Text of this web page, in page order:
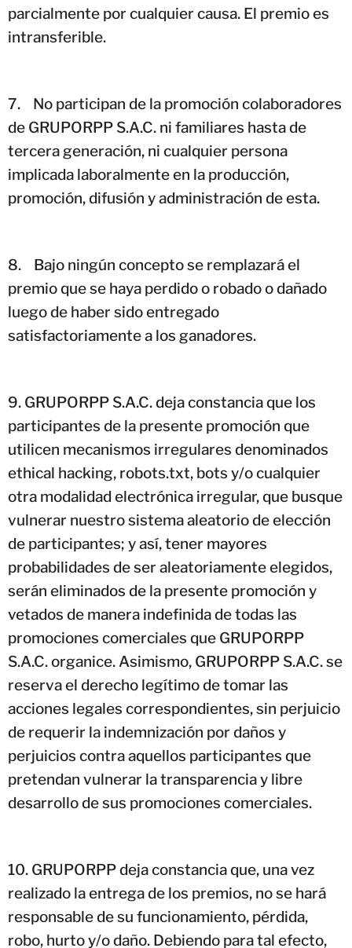
parcialmente por cualquier causa. El premio es
intransferible.
7. No participan de la promoción colaboradores
de GRUPORPP S.A.C. ni familiares hasta de
tercera generación, ni cualquier persona
implicada laboralmente en la producción,
promoción, difusión y administración de esta.
8. Bajo ningún concepto se remplazará el
premio que se haya perdido o robado o dañado
luego de haber sido entregado
satisfactoriamente a los ganadores.
GRUPORPP S.A.C. deja constancia que los
participantes de la presente promoción que
utilicen mecanismos irregulares denominados
ethical hacking, robots.txt, bots y/o cualquier
otra modalidad electrónica irregular, que busque
vulnerar nuestro sistema aleatorio de elección
de participantes; y así, tener mayores
probabilidades de ser aleatoriamente elegidos,
serán eliminados de la presente promoción y
vetados de manera indefinida de todas las
promociones comerciales que GRUPORPP
S.A.C. organice. Asimismo, GRUPORPP S.A.C. se
reserva el derecho legítimo de tomar las
acciones legales correspondientes, sin perjuicio
de requerir la indemnización por daños y
perjuicios contra aquellos participantes que
pretendan vulnerar la transparencia y libre
desarrollo de sus promociones comerciales.
GRUPORPP deja constancia que, una vez
realizado la entrega de los premios, no se hará
responsable de su funcionamiento, pérdida,
robo, hurto y/o daño. Debiendo para tal efecto,